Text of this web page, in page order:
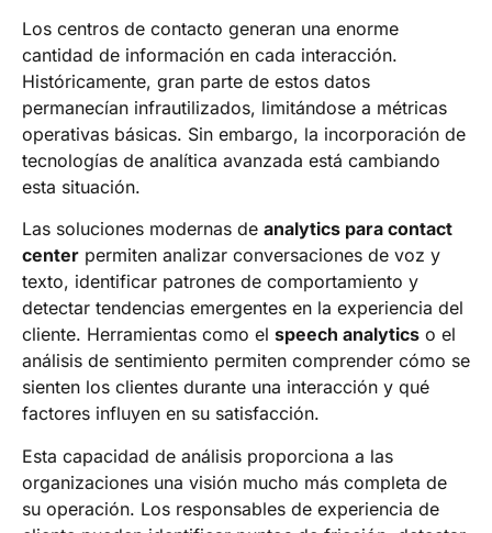
Los centros de contacto generan una enorme
cantidad de información en cada interacción.
Históricamente, gran parte de estos datos
permanecían infrautilizados, limitándose a métricas
operativas básicas. Sin embargo, la incorporación de
tecnologías de analítica avanzada está cambiando
esta situación.
Las soluciones modernas de analytics para contact
center permiten analizar conversaciones de voz y
texto, identificar patrones de comportamiento y
detectar tendencias emergentes en la experiencia del
cliente. Herramientas como el speech analytics o el
análisis de sentimiento permiten comprender cómo se
sienten los clientes durante una interacción y qué
factores influyen en su satisfacción.
Esta capacidad de análisis proporciona a las
organizaciones una visión mucho más completa de
su operación. Los responsables de experiencia de